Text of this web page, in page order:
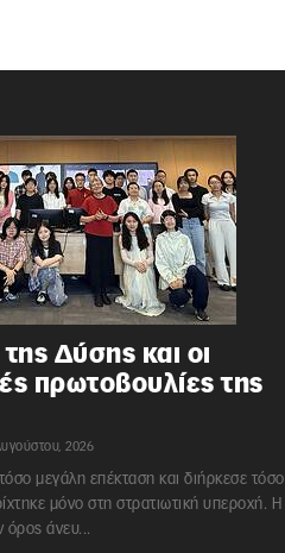
Δύσης και οι
πρωτοβουλίες της
2026
τόσο μεγάλη επέκταση και διήρκεσε τόσο
μόνο στη στρατιωτική υπεροχή. Η
όρος άνευ...